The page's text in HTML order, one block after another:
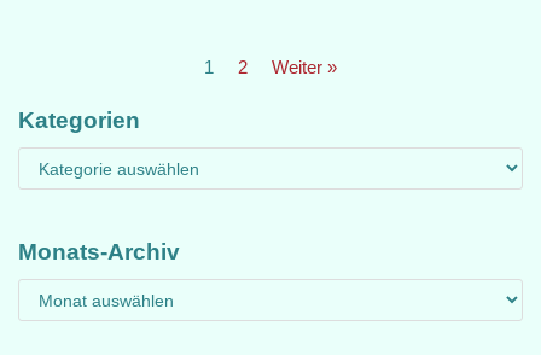
1 2 Weiter »
Kategorien
Monats-Archiv